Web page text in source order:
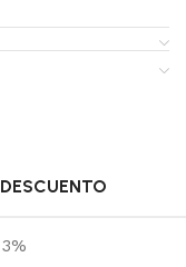
DESCUENTO
3%